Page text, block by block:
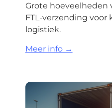
Grote hoeveelheden
FTL-verzending voor
logistiek.
Meer info →